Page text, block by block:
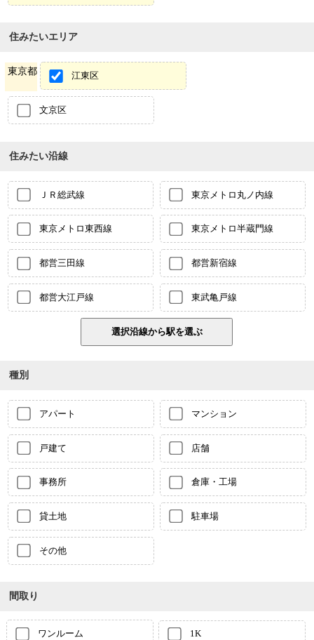
住みたいエリア
東京都 江東区
文京区
住みたい沿線
ＪＲ総武線 東京メトロ丸ノ内線
東京メトロ東西線 東京メトロ半蔵門線
都営三田線 都営新宿線
都営大江戸線 東武亀戸線
種別
アパート マンション
戸建て 店舗
事務所 倉庫・工場
貸土地 駐車場
その他
間取り
ワンルーム 1K